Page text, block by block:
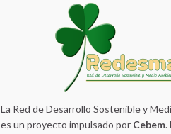
La Red de Desarrollo Sostenible y
es un proyecto impulsado por Cebem.